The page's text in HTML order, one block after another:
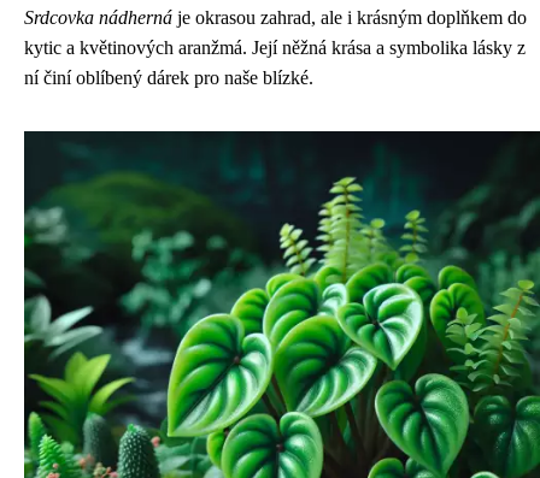
Srdcovka nádherná je okrasou zahrad, ale i krásným doplňkem do
kytic a květinových aranžmá. Její něžná krása a symbolika lásky z
ní činí oblíbený dárek pro naše blízké.